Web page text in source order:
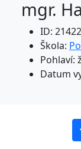
mgr.
ID:
Škola:
Pohlaví:
Datum